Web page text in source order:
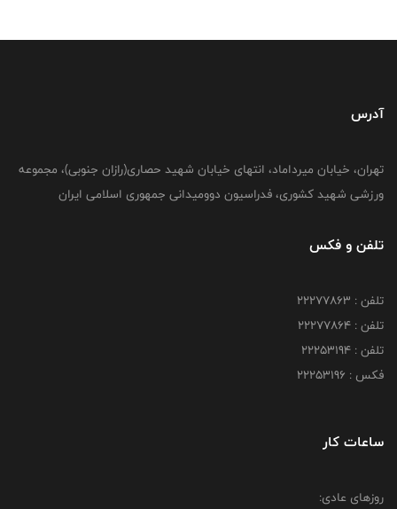
آدرس
تهران، خیابان میرداماد، انتهای خیابان شهید حصاری(رازان جنوبی)، مجموعه
ورزشی شهید کشوری، فدراسیون دوومیدانی جمهوری اسلامی ایران
تلفن و فکس
تلفن : 22277863
تلفن : 22277864
تلفن : 22253194
فکس : 22253196
ساعات کار
روزهای عادی: